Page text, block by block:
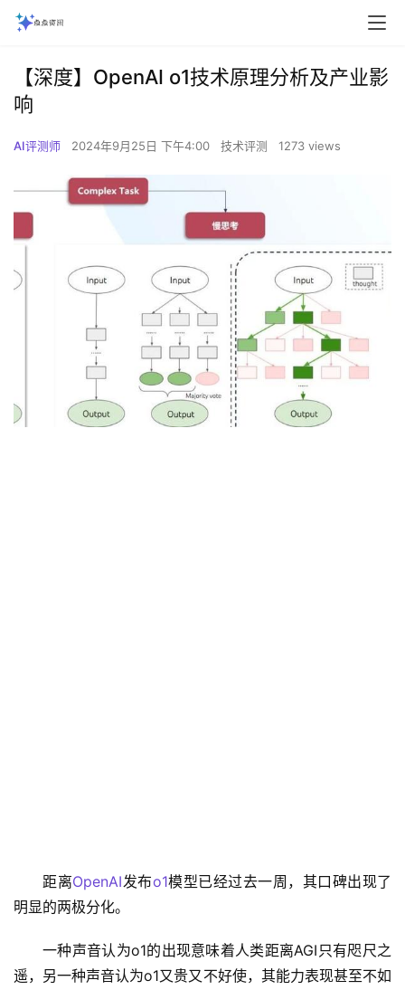
【深度】OpenAI o1技术原理分析及产业影
响
AI评测师 2024年9月25日 下午4:00 技术评测 1273 views
距离OpenAI发布o1模型已经过去一周，其口碑出现了
明显的两极分化。
一种声音认为o1的出现意味着人类距离AGI只有咫尺之
遥，另一种声音认为o1又贵又不好使，其能力表现甚至不如